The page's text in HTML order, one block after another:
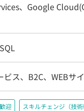
、Google
ス、B2C、WEBサ
迎 スキルチェンジ（技